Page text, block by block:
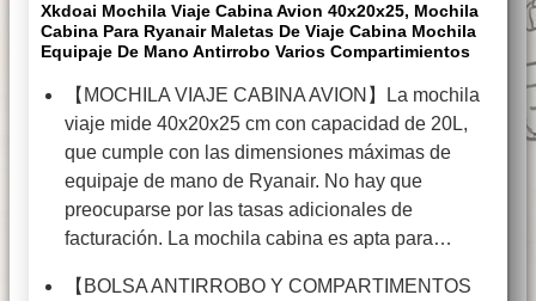
Xkdoai Mochila Viaje Cabina Avion 40x20x25, Mochila
Cabina Para Ryanair Maletas De Viaje Cabina Mochila
Equipaje De Mano Antirrobo Varios Compartimientos
【MOCHILA VIAJE CABINA AVION】La mochila
viaje mide 40x20x25 cm con capacidad de 20L,
que cumple con las dimensiones máximas de
equipaje de mano de Ryanair. No hay que
preocuparse por las tasas adicionales de
facturación. La mochila cabina es apta para…
【BOLSA ANTIRROBO Y COMPARTIMENTOS